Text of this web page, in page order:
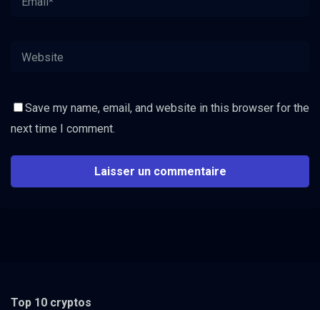
Save my name, email, and website in this browser for the
next time I comment.
Top 10 cryptos